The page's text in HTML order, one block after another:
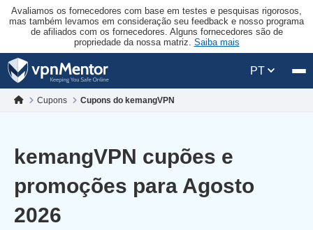
Avaliamos os fornecedores com base em testes e pesquisas rigorosos,
mas também levamos em consideração seu feedback e nosso programa
de afiliados com os fornecedores. Alguns fornecedores são de
propriedade da nossa matriz. Saiba mais
PT
Cupons Cupons do kemangVPN
kemangVPN cupões e
promoções para Agosto
2026